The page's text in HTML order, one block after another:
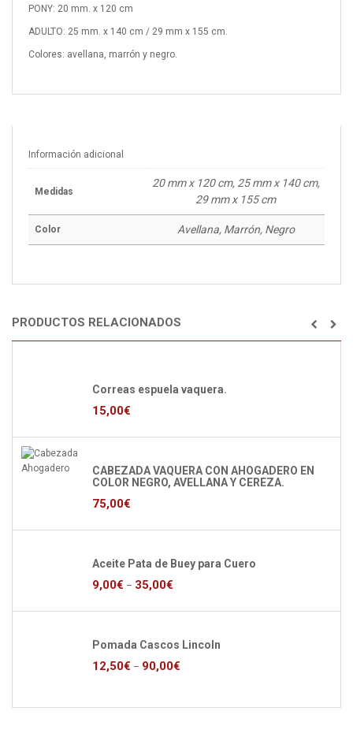
PRODUCTOS RELACIONADOS
Correas espuela vaquera.
15,00€
CABEZADA VAQUERA CON AHOGADERO EN
COLOR NEGRO, AVELLANA Y CEREZA.
75,00€
Aceite Pata de Buey para Cuero
9,00€ – 35,00€
Pomada Cascos Lincoln
12,50€ – 90,00€
PONY: 20 mm. x 120 cm
ADULTO: 25 mm. x 140 cm / 29 mm x 155 cm.
Colores: avellana, marrón y negro.
Información adicional
Medidas
20 mm x 120 cm, 25 mm x 140 cm,
29 mm x 155 cm
Color Avellana, Marrón, Negro